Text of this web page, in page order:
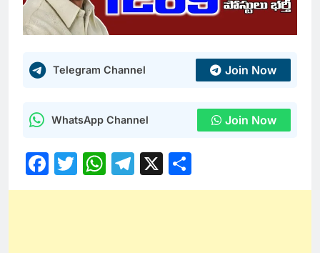
Telegram Channel Join Now
WhatsApp Channel Join Now
Facebook
Twitter
WhatsApp
Telegram
X